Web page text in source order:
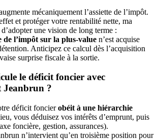
mécaniquement l’assiette de l’impôt.
et protéger votre rentabilité nette, ma
une vision de long terme :
de l’impôt sur la plus-value n’est acquise
Anticipez ce calcul dès l’acquisition
surprise fiscale à la sortie.
le déficit foncier avec
Jeanbrun ?
déficit foncierobéit à une hiérarchie
vous déduisez vos intérêts d’emprunt, puis
foncière, gestion, assurances).
n’intervient qu’en troisième position pour